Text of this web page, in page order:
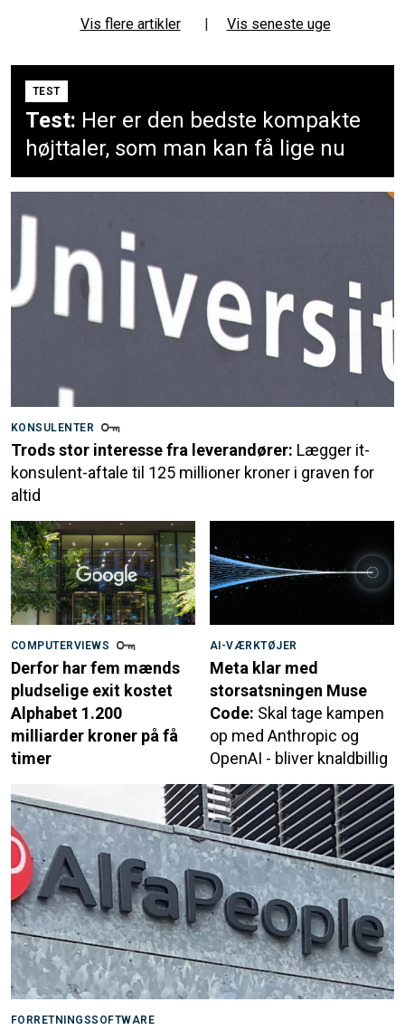
Vis flere artikler | Vis seneste uge
TEST
Test: Her er den bedste kompakte
højttaler, som man kan få lige nu
KONSULENTER
Trods stor interesse fra leverandører: Lægger it-
konsulent-aftale til 125 millioner kroner i graven for
altid
COMPUTERVIEWS
Derfor har fem mænds
pludselige exit kostet
Alphabet 1.200
milliarder kroner på få
timer
AI-VÆRKTØJER
Meta klar med
storsatsningen Muse
Code: Skal tage kampen
op med Anthropic og
OpenAI - bliver knaldbillig
FORRETNINGSSOFTWARE